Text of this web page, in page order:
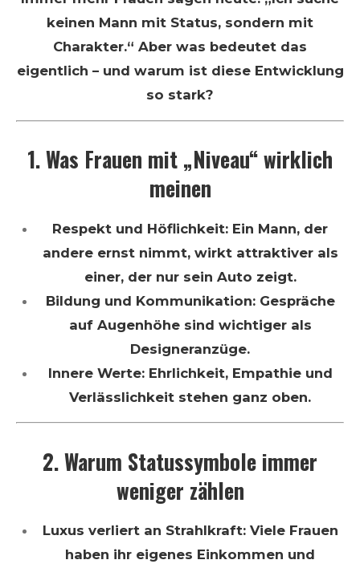
keinen Mann mit Status, sondern mit
Charakter.“ Aber was bedeutet das
eigentlich – und warum ist diese Entwicklung
so stark?
1. Was Frauen mit „Niveau“ wirklich
meinen
Respekt und Höflichkeit: Ein Mann, der
andere ernst nimmt, wirkt attraktiver als
einer, der nur sein Auto zeigt.
Bildung und Kommunikation: Gespräche
auf Augenhöhe sind wichtiger als
Designeranzüge.
Innere Werte: Ehrlichkeit, Empathie und
Verlässlichkeit stehen ganz oben.
2. Warum Statussymbole immer
weniger zählen
Luxus verliert an Strahlkraft: Viele Frauen
haben ihr eigenes Einkommen und